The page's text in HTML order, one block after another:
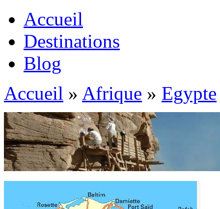
Accueil
Destinations
Blog
Accueil » Afrique » Egypte